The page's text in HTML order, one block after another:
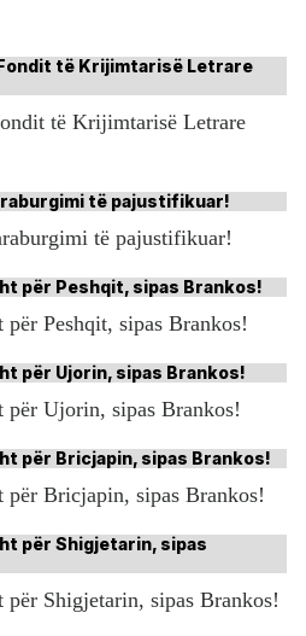
të Krijimtarisë Letrare
të pajustifikuar!
Peshqit, sipas Brankos!
Ujorin, sipas Brankos!
Bricjapin, sipas Brankos!
Shigjetarin, sipas Brankos!